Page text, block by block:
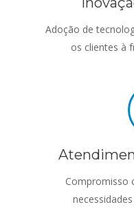
Adoção de
os clientes à
Compromisso